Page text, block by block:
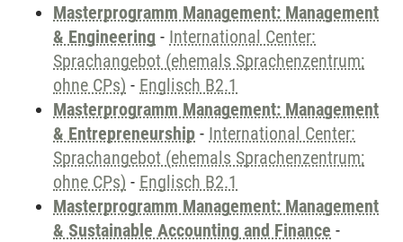
Masterprogramm Management: Management
& Engineering - International Center:
Sprachangebot (ehemals Sprachenzentrum;
ohne CPs) - Englisch B2.1
Masterprogramm Management: Management
& Entrepreneurship - International Center:
Sprachangebot (ehemals Sprachenzentrum;
ohne CPs) - Englisch B2.1
Masterprogramm Management: Management
& Sustainable Accounting and Finance -